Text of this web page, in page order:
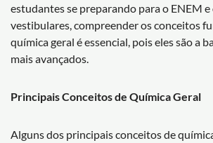
estudantes se preparando para o ENEM
vestibulares, compreender os conceitos
química geral é essencial, pois eles são a
mais avançados.
Principais Conceitos de Química Geral
Alguns dos principais conceitos de